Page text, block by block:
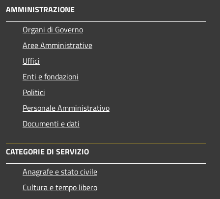
AMMINISTRAZIONE
Organi di Governo
Aree Amministrative
Uffici
Enti e fondazioni
Politici
Personale Amministrativo
Documenti e dati
CATEGORIE DI SERVIZIO
Anagrafe e stato civile
Cultura e tempo libero